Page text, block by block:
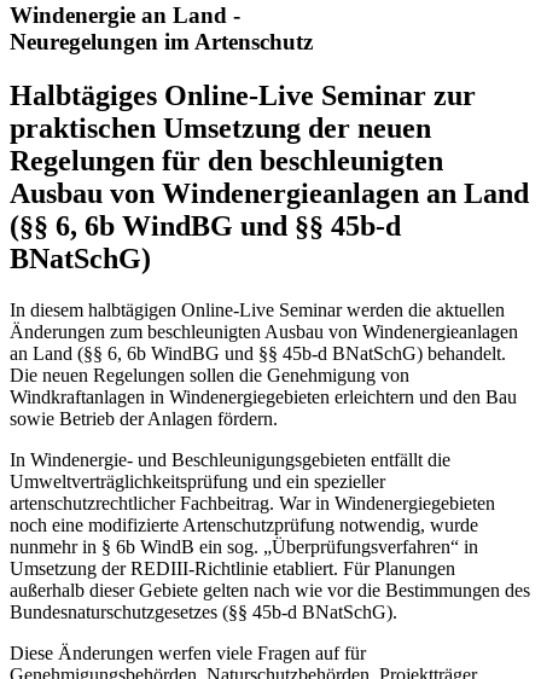
Windenergie an Land -
Neuregelungen im Artenschutz
Halbtägiges Online-Live Seminar zur
praktischen Umsetzung der neuen
Regelungen für den beschleunigten
Ausbau von Windenergieanlagen an Land
(§§ 6, 6b WindBG und §§ 45b-d
BNatSchG)
In diesem halbtägigen Online-Live Seminar werden die aktuellen
Änderungen zum beschleunigten Ausbau von Windenergieanlagen
an Land (§§ 6, 6b WindBG und §§ 45b-d BNatSchG) behandelt.
Die neuen Regelungen sollen die Genehmigung von
Windkraftanlagen in Windenergiegebieten erleichtern und den Bau
sowie Betrieb der Anlagen fördern.
In Windenergie- und Beschleunigungsgebieten entfällt die
Umweltverträglichkeitsprüfung und ein spezieller
artenschutzrechtlicher Fachbeitrag. War in Windenergiegebieten
noch eine modifizierte Artenschutzprüfung notwendig, wurde
nunmehr in § 6b WindB ein sog. „Überprüfungsverfahren“ in
Umsetzung der REDIII-Richtlinie etabliert. Für Planungen
außerhalb dieser Gebiete gelten nach wie vor die Bestimmungen des
Bundesnaturschutzgesetzes (§§ 45b-d BNatSchG).
Diese Änderungen werfen viele Fragen auf für
Genehmigungsbehörden, Naturschutzbehörden, Projektträger,